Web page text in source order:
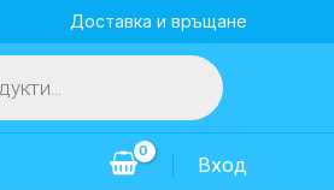
Доставка и връщане
Вход